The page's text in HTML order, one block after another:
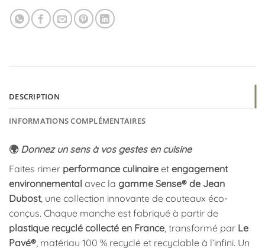
DESCRIPTION
INFORMATIONS COMPLÉMENTAIRES
🌍 Donnez un sens à vos gestes en cuisine
Faites rimer performance culinaire et engagement
environnemental avec la gamme Sense® de Jean
Dubost, une collection innovante de couteaux éco-
conçus. Chaque manche est fabriqué à partir de
plastique recyclé collecté en France , transformé par Le
Pavé® , matériau 100 % recyclé et recyclable à l’infini. Un